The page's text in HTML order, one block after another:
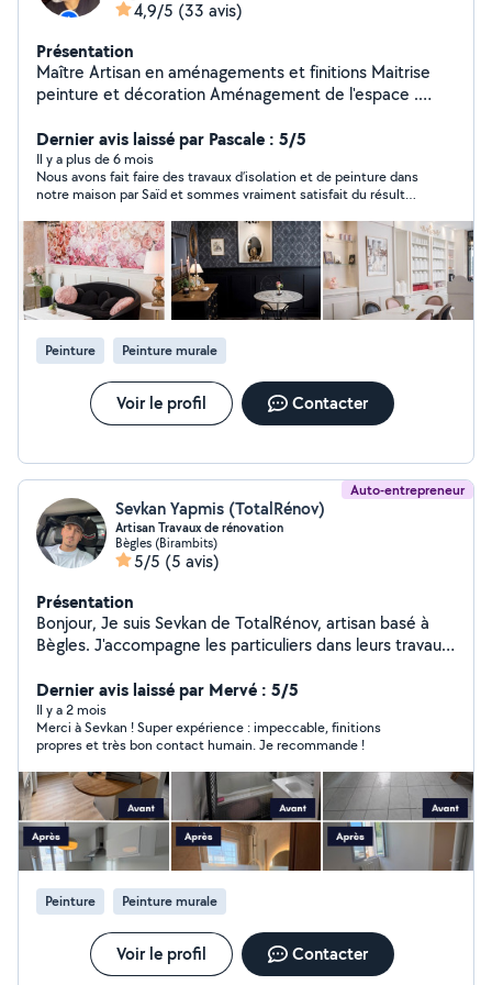
4,9/5 (33 avis)
Présentation
Maître Artisan en aménagements et finitions Maitrise
peinture et décoration Aménagement de l'espace .
Dernier avis laissé par Pascale : 5/5
Il y a plus de 6 mois
Nous avons fait faire des travaux d’isolation et de peinture dans
notre maison par Saïd et sommes vraiment satisfait du résultat.
organisé, avisé, c’est une personne sérieuse et efficace, nous
referons appel à lui !
Peinture Peinture murale
Voir le profil Contacter
Auto-entrepreneur
Sevkan Yapmis (TotalRénov)
Artisan Travaux de rénovation
Bègles (Birambits)
5/5 (5 avis)
Présentation
Bonjour, Je suis Sevkan de TotalRénov, artisan basé à
Bègles. J'accompagne les particuliers dans leurs travaux
complète (IKEA, Leroy Merlin, Brico Dépôt, Castorama,
Ixina, Schmidt, Mobalpa) - Pose de revêtements de sol
(parquet, lino, PVC, carrelage) - Revêtements murs et
plafonds - Ravalement de façade - Plâtrerie : placo,
cloisons, faux plafonds - Rénovation complète salle de
bain Travail sérieux et soigné Devis rapide. Déplacement
dans toute la Gironde. N'hésitez pas à me contacter
pour échanger sur votre projet.
Dernier avis laissé par Mervé : 5/5
Il y a 2 mois
Merci à Sevkan ! Super expérience : impeccable, finitions
propres et très bon contact humain. Je recommande !
Peinture Peinture murale
Voir le profil Contacter